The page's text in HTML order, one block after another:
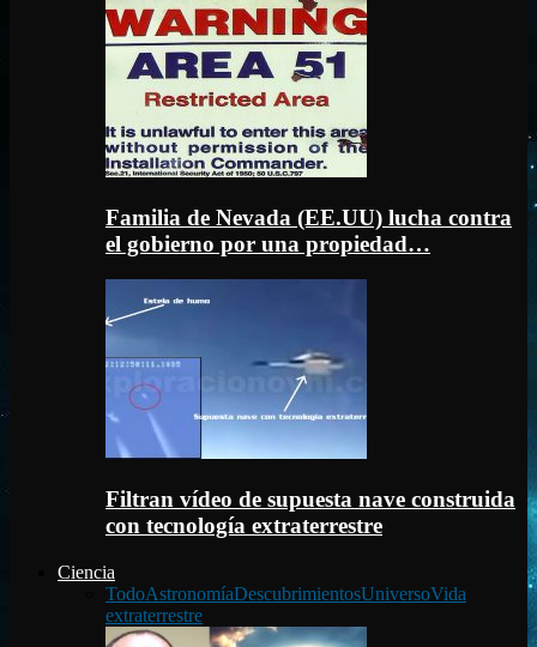
Familia de Nevada (EE.UU) lucha contra
el gobierno por una propiedad…
Filtran vídeo de supuesta nave construida
con tecnología extraterrestre
Ciencia
TodoAstronomíaDescubrimientosUniversoVida
extraterrestre